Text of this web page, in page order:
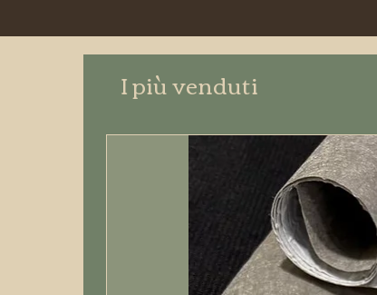
I più venduti